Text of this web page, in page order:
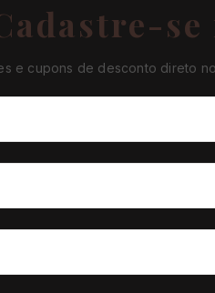
se
e cupons de desconto direto